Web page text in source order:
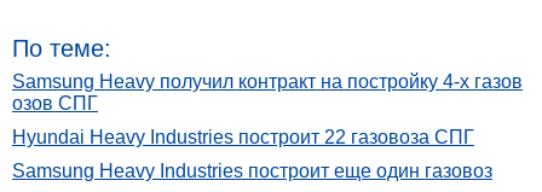
По теме:
Samsung Heavy получил контракт на постройку 4-х газов
озов СПГ
Hyundai Heavy Industries построит 22 газовоза СПГ
Samsung Heavy Industries построит еще один газовоз